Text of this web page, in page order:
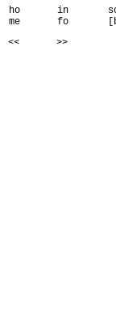
in
fo
ho
me
>>
<<